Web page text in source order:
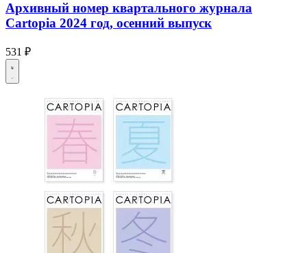
Архивный номер квартального журнала
Cartopia 2024 год, осенний выпуск
531 ₽